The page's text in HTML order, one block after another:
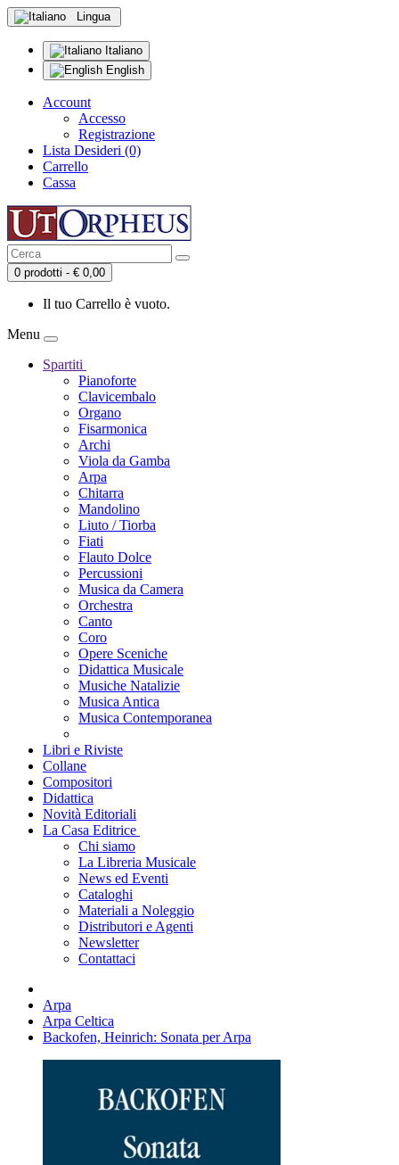
Lingua
Italiano
English
Account
Accesso
Registrazione
Lista Desideri (0)
Carrello
Cassa
0 prodotti - € 0,00
Il tuo Carrello è vuoto.
Menu
Spartiti
Pianoforte
Clavicembalo
Organo
Fisarmonica
Archi
Viola da Gamba
Arpa
Chitarra
Mandolino
Liuto / Tiorba
Fiati
Flauto Dolce
Percussioni
Musica da Camera
Orchestra
Canto
Coro
Opere Sceniche
Didattica Musicale
Musiche Natalizie
Musica Antica
Musica Contemporanea
Libri e Riviste
Collane
Compositori
Didattica
Novità Editoriali
La Casa Editrice
Chi siamo
La Libreria Musicale
News ed Eventi
Cataloghi
Materiali a Noleggio
Distributori e Agenti
Newsletter
Contattaci
Arpa
Arpa Celtica
Backofen, Heinrich: Sonata per Arpa